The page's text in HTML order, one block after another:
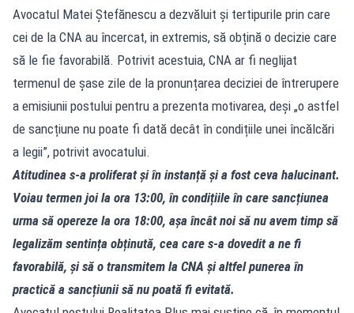
Avocatul Matei Ștefănescu a dezvăluit și tertipurile prin care
cei de la CNA au încercat, in extremis, să obțină o decizie care
să le fie favorabilă. Potrivit acestuia, CNA ar fi neglijat
termenul de șase zile de la pronunțarea deciziei de întrerupere
a emisiunii postului pentru a prezenta motivarea, deși „o astfel
de sancțiune nu poate fi dată decât în condițiile unei încălcări
a legii”, potrivit avocatului.
Atitudinea s‑a proliferat și în instanță și a fost ceva halucinant.
Voiau termen joi la ora 13:00, în condițiile în care sancțiunea
urma să opereze la ora 18:00, așa încât noi să nu avem timp să
legalizăm sentința obținută, cea care s‑a dovedit a ne fi
favorabilă, și să o transmitem la CNA și altfel punerea în
practică a sancțiunii să nu poată fi evitată.